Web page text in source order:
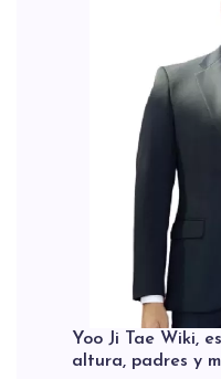
Yoo Ji Tae Wiki,
altura, padres y